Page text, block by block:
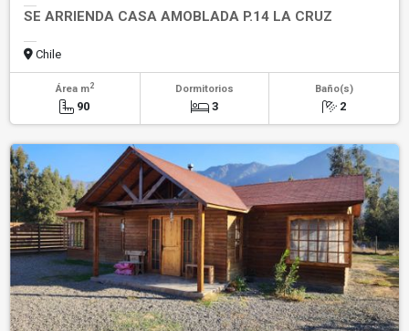
SE ARRIENDA CASA AMOBLADA P.14 LA CRUZ
Chile
Área m2
90
Dormitorios
3
Baño(s)
2